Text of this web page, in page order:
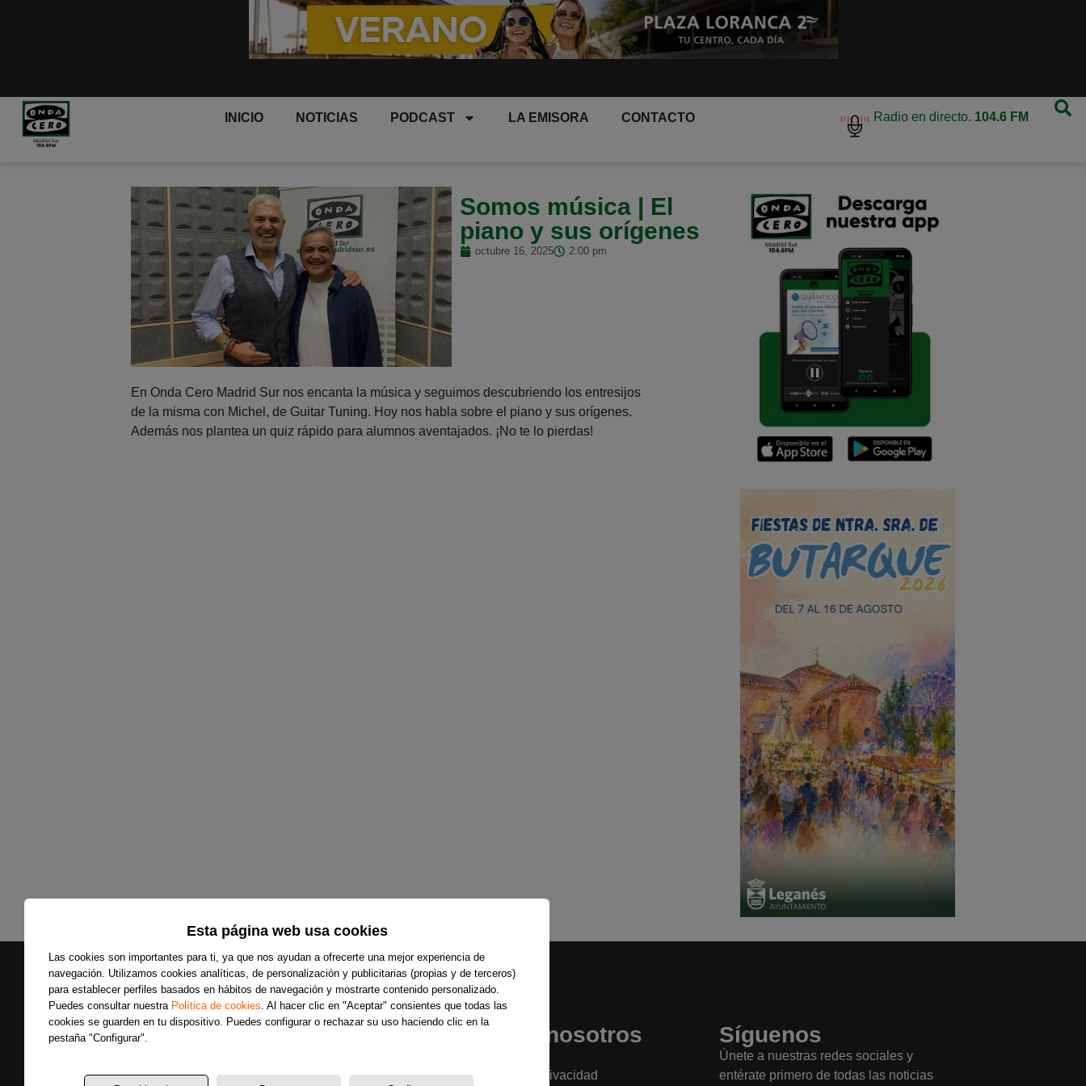
Esta página web usa cookies
Las cookies son importantes para ti, ya que nos ayudan a ofrecerte una mejor experiencia de
navegación. Utilizamos cookies analíticas, de personalización y publicitarias (propias y de terceros)
para establecer perfiles basados en hábitos de navegación y mostrarte contenido personalizado.
Puedes consultar nuestra Política de cookies. Al hacer clic en "Aceptar" consientes que todas las
cookies se guarden en tu dispositivo. Puedes configurar o rechazar su uso haciendo clic en la
pestaña "Configurar".
INICIO NOTICIAS PODCAST LA EMISORA CONTACTO Radio en directo. 104.6 FM
Somos música | El
piano y sus orígenes
octubre 16, 2025 2:00 pm
En Onda Cero Madrid Sur nos encanta la música y seguimos descubriendo los entresijos
de la misma con Michel, de Guitar Tuning. Hoy nos habla sobre el piano y sus orígenes.
Además nos plantea un quiz rápido para alumnos aventajados. ¡No te lo pierdas!
Secciones
Colaboradores
Sobre nosotros
Política de privacidad
Síguenos
Únete a nuestras redes sociales y
entérate primero de todas las noticias